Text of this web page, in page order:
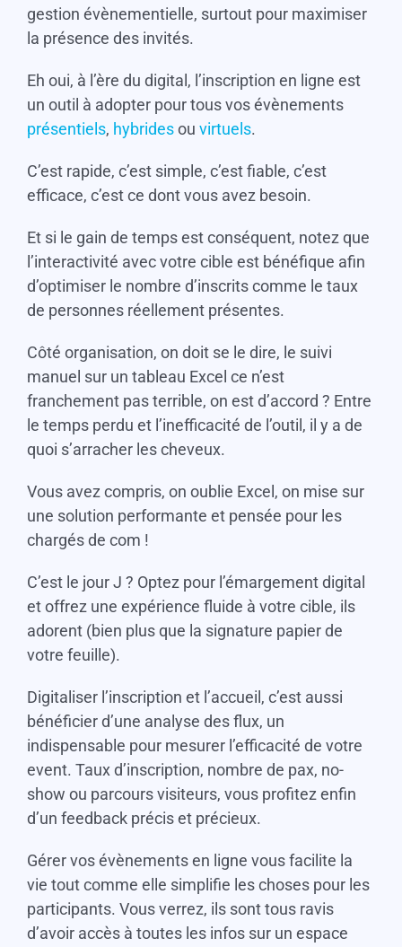
gestion évènementielle, surtout pour maximiser
la présence des invités.
Eh oui, à l’ère du digital, l’inscription en ligne est
un outil à adopter pour tous vos évènements
présentiels, hybridesou virtuels.
C’est rapide, c’est simple, c’est fiable, c’est
efficace, c’est ce dont vous avez besoin.
Et si le gain de temps est conséquent, notez que
l’interactivité avec votre cible est bénéfique afin
d’optimiser le nombre d’inscrits comme le taux
de personnes réellement présentes.
Côté organisation, on doit se le dire, le suivi
manuel sur un tableau Excel ce n’est
franchement pas terrible, on est d’accord ? Entre
le temps perdu et l’inefficacité de l’outil, il y a de
quoi s’arracher les cheveux.
Vous avez compris, on oublie Excel, on mise sur
une solution performante et pensée pour les
chargés de com !
C’est le jour J ? Optez pour l’émargement digital
et offrez une expérience fluide à votre cible, ils
adorent (bien plus que la signature papier de
votre feuille).
Digitaliser l’inscription et l’accueil, c’est aussi
bénéficier d’une analyse des flux, un
indispensable pour mesurer l’efficacité de votre
event. Taux d’inscription, nombre de pax, no-
show ou parcours visiteurs, vous profitez enfin
d’un feedback précis et précieux.
Gérer vos évènements en ligne vous facilite la
vie tout comme elle simplifie les choses pour les
participants. Vous verrez, ils sont tous ravis
d’avoir accès à toutes les infos sur un espace